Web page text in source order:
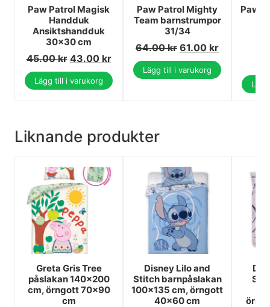
Paw Patrol Magisk
Handduk
Ansiktshandduk
30x30 cm
45.00kr 43.00 kr
Lägg till i varukorg
Paw Patrol Mighty
Team barnstrumpor
31/34
64.00kr 61.00 kr
Lägg till i varukorg
Paw
Liknande produkter
Greta Gris Tree
påslakan 140x200
cm, örngott 70x90
cm
Disney Lilo and
Stitch barnpåslakan
100×135 cm, örngott
40×60 cm